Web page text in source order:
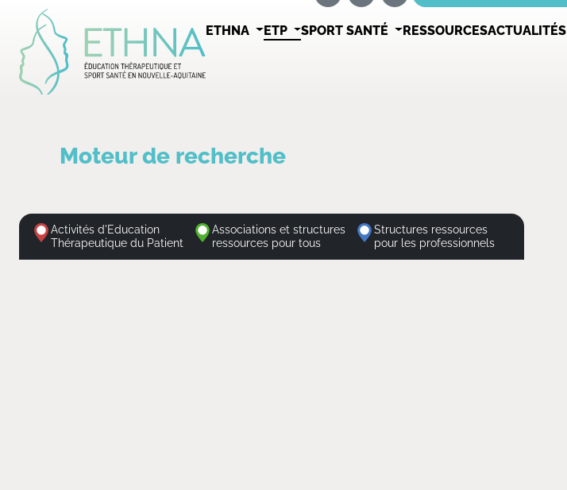
ETHNA ETP SPORT SANTÉ RESSOURCESACTUALITÉS
Moteur de recherche
Activités d'Education
Thérapeutique du Patient
Associations et structures
ressources pour tous
Structures ressources
pour les professionnels